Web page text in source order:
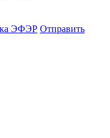
ЭФЭР Отправить